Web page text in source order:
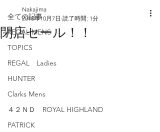
全ての記事
REGAL MENS
TOPICS
REGAL Ladies
HUNTER
Clarks Mens
４２ＮＤ ROYAL HIGHLAND
PATRICK
閉店セール！！
Nakajima
2018年10月7日 読了時間: 1分